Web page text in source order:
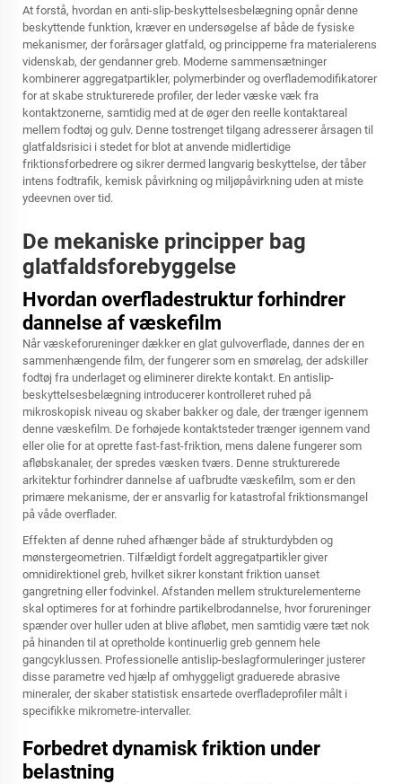
At forstå, hvordan en anti-slip-beskyttelsesbelægning opnår denne
beskyttende funktion, kræver en undersøgelse af både de fysiske
mekanismer, der forårsager glatfald, og principperne fra materialerens
videnskab, der gendanner greb. Moderne sammensætninger
kombinerer aggregatpartikler, polymerbinder og overflademodifikatorer
for at skabe strukturerede profiler, der leder væske væk fra
kontaktzonerne, samtidig med at de øger den reelle kontaktareal
mellem fodtøj og gulv. Denne tostrenget tilgang adresserer årsagen til
glatfaldsrisici i stedet for blot at anvende midlertidige
friktionsforbedrere og sikrer dermed langvarig beskyttelse, der tåber
intens fodtrafik, kemisk påvirkning og miljøpåvirkning uden at miste
ydeevnen over tid.
De mekaniske principper bag
glatfaldsforebyggelse
Hvordan overfladestruktur forhindrer
dannelse af væskefilm
Når væskeforureninger dækker en glat gulvoverflade, dannes der en
sammenhængende film, der fungerer som en smørelag, der adskiller
fodtøj fra underlaget og eliminerer direkte kontakt. En antislip-
beskyttelsesbelægning introducerer kontrolleret ruhed på
mikroskopisk niveau og skaber bakker og dale, der trænger igennem
denne væskefilm. De forhøjede kontaktsteder trænger igennem vand
eller olie for at oprette fast-fast-friktion, mens dalene fungerer som
afløbskanaler, der spredes væsken tværs. Denne strukturerede
arkitektur forhindrer dannelse af uafbrudte væskefilm, som er den
primære mekanisme, der er ansvarlig for katastrofal friktionsmangel
på våde overflader.
Effekten af denne ruhed afhænger både af strukturdybden og
mønstergeometrien. Tilfældigt fordelt aggregatpartikler giver
omnidirektionel greb, hvilket sikrer konstant friktion uanset
gangretning eller fodvinkel. Afstanden mellem strukturelementerne
skal optimeres for at forhindre partikelbrodannelse, hvor forureninger
spænder over huller uden at blive afløbet, men samtidig være tæt nok
på hinanden til at opretholde kontinuerlig greb gennem hele
gangcyklussen. Professionelle antislip-beslagformuleringer justerer
disse parametre ved hjælp af omhyggeligt graduerede abrasive
mineraler, der skaber statistisk ensartede overfladeprofiler målt i
specifikke mikrometre-intervaller.
Forbedret dynamisk friktion under
belastning